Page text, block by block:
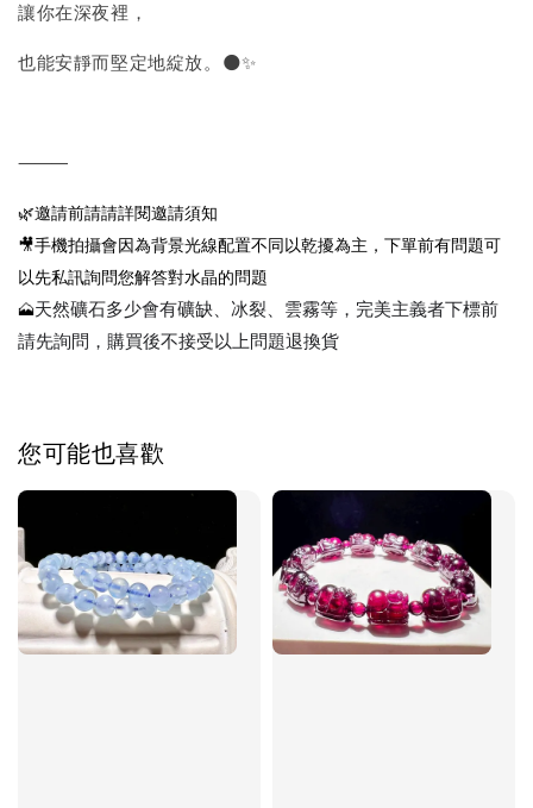
讓你在深夜裡，
也能安靜而堅定地綻放。🌑✨
⸻
🌿邀請前請請詳閱邀請須知
🎥手機拍攝會因為背景光線配置不同以乾擾為主，下單前有問題可
以先私訊詢問您解答對水晶的問題
🗻天然礦石多少會有礦缺、冰裂、雲霧等，完美主義者下標前
請先詢問，購買後不接受以上問題退換貨
您可能也喜歡